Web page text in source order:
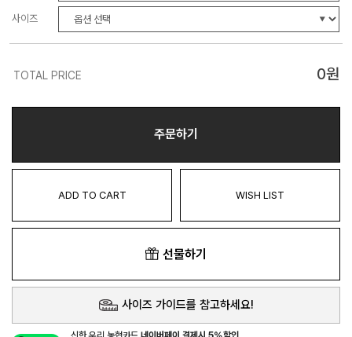
사이즈
TOTAL PRICE 0원
주문하기
ADD TO CART WISH LIST
선물하기
사이즈 가이드를 참고하세요!